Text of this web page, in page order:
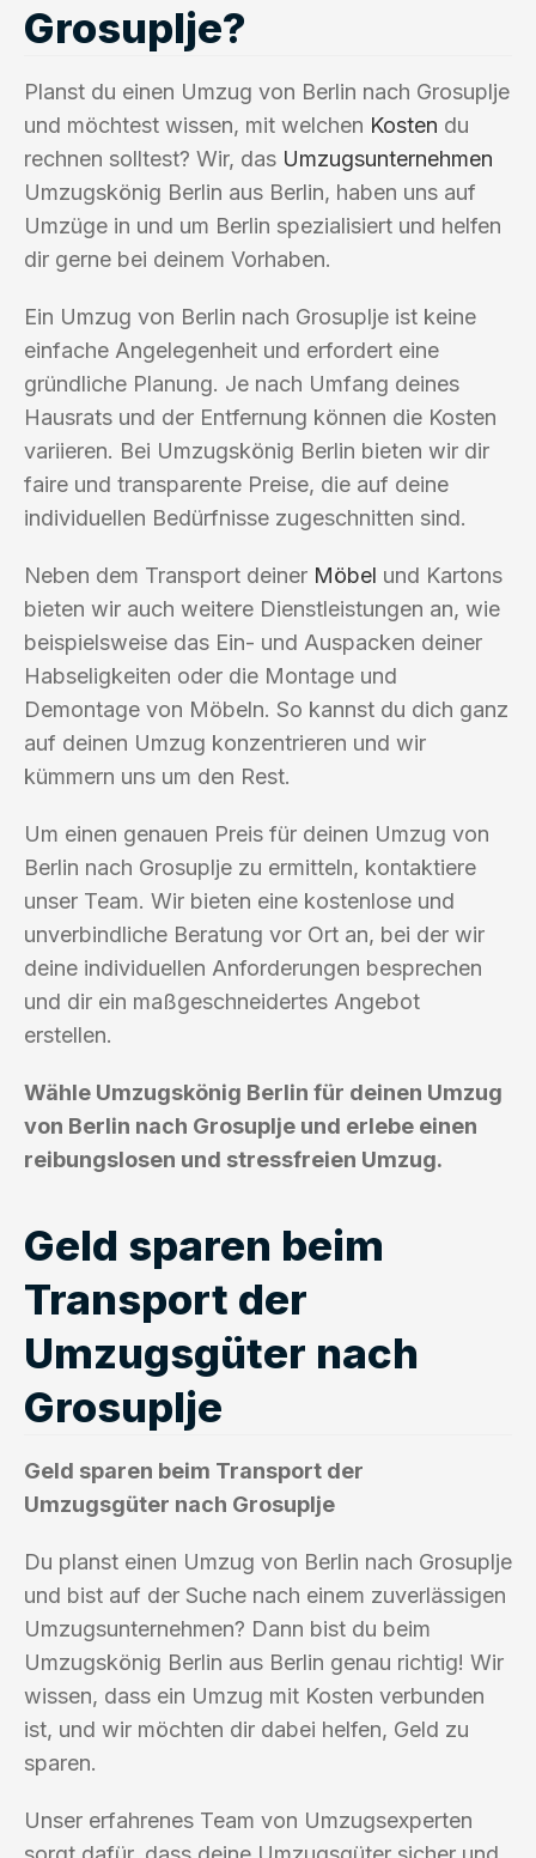
Grosuplje?
Planst du einen Umzug von Berlin nach Grosuplje
und möchtest wissen, mit welchen Kosten du
rechnen solltest? Wir, das Umzugsunternehmen
Umzugskönig Berlin aus Berlin, haben uns auf
Umzüge in und um Berlin spezialisiert und helfen
dir gerne bei deinem Vorhaben.
Ein Umzug von Berlin nach Grosuplje ist keine
einfache Angelegenheit und erfordert eine
gründliche Planung. Je nach Umfang deines
Hausrats und der Entfernung können die Kosten
variieren. Bei Umzugskönig Berlin bieten wir dir
faire und transparente Preise, die auf deine
individuellen Bedürfnisse zugeschnitten sind.
Neben dem Transport deiner Möbel und Kartons
bieten wir auch weitere Dienstleistungen an, wie
beispielsweise das Ein- und Auspacken deiner
Habseligkeiten oder die Montage und
Demontage von Möbeln. So kannst du dich ganz
auf deinen Umzug konzentrieren und wir
kümmern uns um den Rest.
Um einen genauen Preis für deinen Umzug von
Berlin nach Grosuplje zu ermitteln, kontaktiere
unser Team. Wir bieten eine kostenlose und
unverbindliche Beratung vor Ort an, bei der wir
deine individuellen Anforderungen besprechen
und dir ein maßgeschneidertes Angebot
erstellen.
Wähle Umzugskönig Berlin für deinen Umzug
von Berlin nach Grosuplje und erlebe einen
reibungslosen und stressfreien Umzug.
Geld sparen beim
Transport der
Umzugsgüter nach
Grosuplje
Geld sparen beim Transport der
Umzugsgüter nach Grosuplje
Du planst einen Umzug von Berlin nach Grosuplje
und bist auf der Suche nach einem zuverlässigen
Umzugsunternehmen? Dann bist du beim
Umzugskönig Berlin aus Berlin genau richtig! Wir
wissen, dass ein Umzug mit Kosten verbunden
ist, und wir möchten dir dabei helfen, Geld zu
sparen.
Unser erfahrenes Team von Umzugsexperten